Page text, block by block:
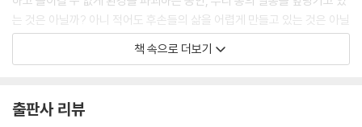
는 것은 아닐까? 아니 적어도 후손들의 삶을 어렵게 만들고 있는 것은 아닐
까?
우리가 아는 한 이 광활한 우주에 우리밖에 없다. 우리가 서로 사랑하고 지
과학의 재현가능성에 대한 요구는 예측가능성과도 일맥상통한다. 따라서
책 속으로 더보기
출판사 리뷰